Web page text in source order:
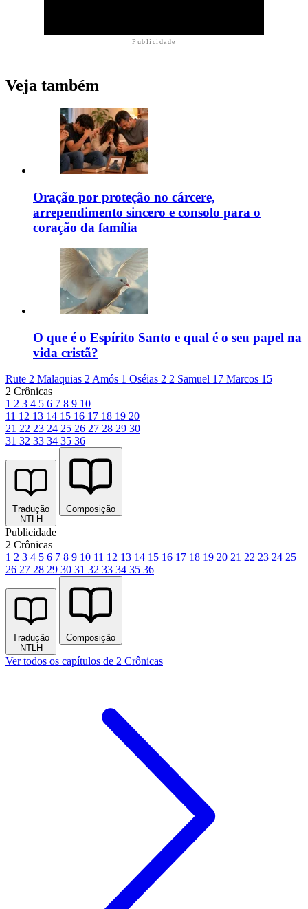
Publicidade
Veja também
Oração por proteção no cárcere,
arrependimento sincero e consolo para o
coração da família
O que é o Espírito Santo e qual é o seu papel na
vida cristã?
Rute 2 Malaquias 2 Amós 1 Oséias 2 2 Samuel 17 Marcos 15
2 Crônicas
1 2 3 4 5 6 7 8 9 10
11 12 13 14 15 16 17 18 19 20
21 22 23 24 25 26 27 28 29 30
31 32 33 34 35 36
Tradução
NTLH
Composição
Publicidade
2 Crônicas
1 2 3 4 5 6 7 8 9 10 11 12 13 14 15 16 17 18 19 20 21 22 23 24 25
26 27 28 29 30 31 32 33 34 35 36
Tradução
NTLH
Composição
Ver todos os capítulos de 2 Crônicas